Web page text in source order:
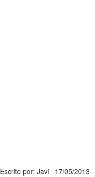
Escrito por: Javi 17/05/2013